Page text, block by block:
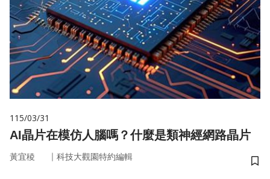
115/03/31
AI晶片在模仿人腦嗎？什麼是類神經網路晶片
黃宜稜 ｜ 科技大觀園特約編輯
儲